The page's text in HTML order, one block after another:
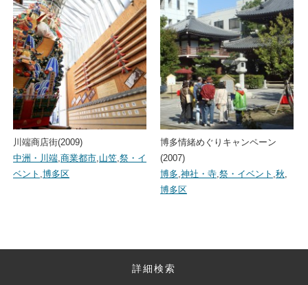
川端商店街(2009)
中洲・川端,商業都市,山笠,祭・イ
ベント ,博多区
博多情緒めぐりキャンペーン
(2007)
博多,神社・寺,祭・イベント ,秋,
博多区
詳細検索